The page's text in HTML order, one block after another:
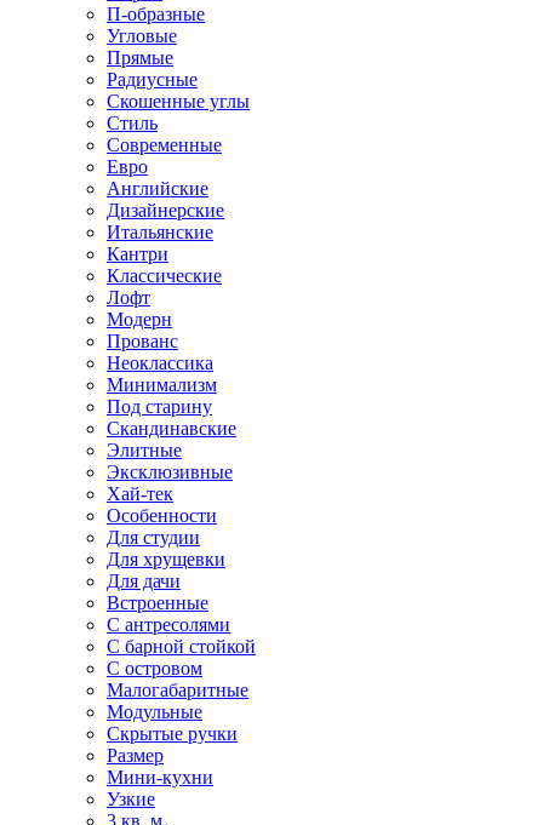
П-образные
Угловые
Прямые
Радиусные
Скошенные углы
Стиль
Современные
Евро
Английские
Дизайнерские
Итальянские
Кантри
Классические
Лофт
Модерн
Прованс
Неоклассика
Минимализм
Под старину
Скандинавские
Элитные
Эксклюзивные
Хай-тек
Особенности
Для студии
Для хрущевки
Для дачи
Встроенные
С антресолями
С барной стойкой
С островом
Малогабаритные
Модульные
Скрытые ручки
Размер
Мини-кухни
Узкие
3 кв. м.